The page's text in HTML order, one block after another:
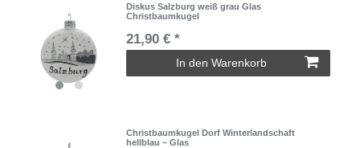
Diskus Salzburg weiß grau Glas
Christbaumkugel
21,90 € *
In den Warenkorb
Christbaumkugel Dorf Winterlandschaft
hellblau – Glas